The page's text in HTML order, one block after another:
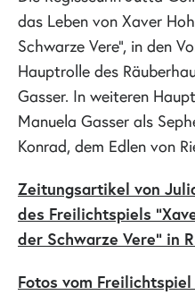
das Leben von Xaver
Schwarze Vere", in den
Hauptrolle des
Gasser. In weiteren
Manuela Gasser als
Konrad, dem Edlen von
Zeitungsartikel von
des Freilichtspiels
der Schwarze Vere" in
Fotos vom